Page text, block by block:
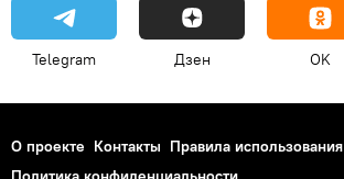
Telegram Дзен OK
О проекте Контакты Правила использования